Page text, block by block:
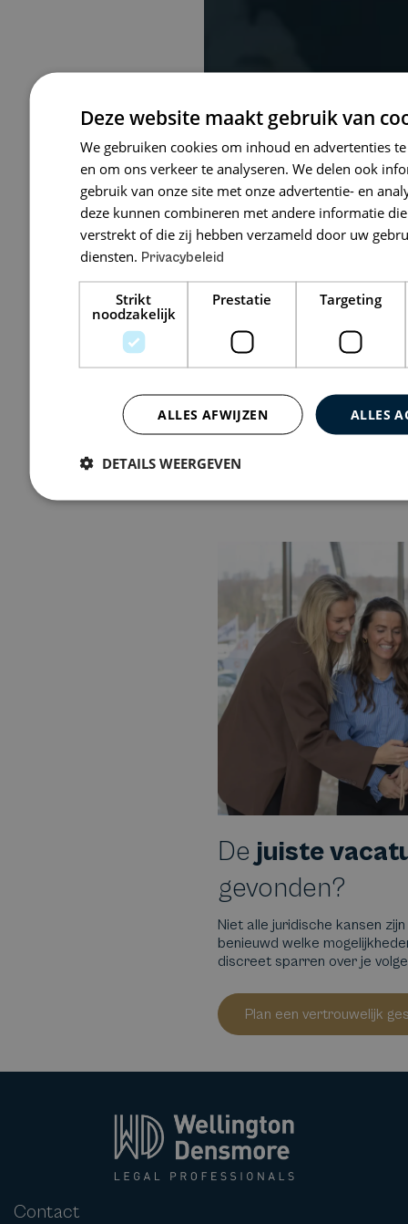
De Keyzer
Trinitum
Bekijk 0 vacatures
De juiste
gevonden?
Niet alle juridische kansen
benieuwd welke
discreet sparren over je
Plan een vertrouwelijk
Contact
Deze website maakt gebruik van
We gebruiken cookies om inhoud en advertenties
en om ons verkeer te analyseren. We delen ook
gebruik van onze site met onze advertentie- en
deze kunnen combineren met andere informatie
verstrekt of die zij hebben verzameld door uw
diensten. Privacybeleid
Strikt
noodzakelijk
Prestatie Targeting
ALLES
ALLES AFWIJZEN
DETAILS WEERGEVEN